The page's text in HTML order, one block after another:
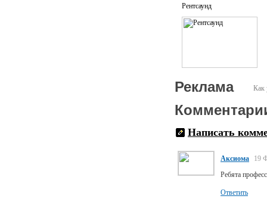
Рентсаунд
Как
Реклама
Написать
Аксиома
19
Ребята
Ответить